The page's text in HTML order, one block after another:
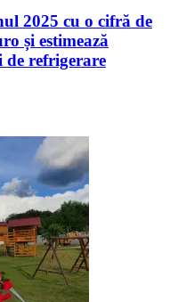
2025 cu o cifră de
și estimează
de refrigerare